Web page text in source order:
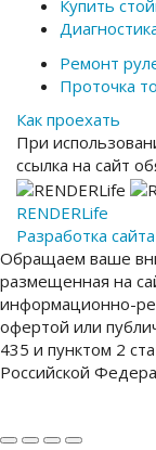
Купить
Ремонт
Проточка
Как проехать
При
ссылка на сайт
RENDERLife
Разработка сайта
Обращаем ваше
размещенная на
информационно-
офертой или
435 и пунктом 2
Российской